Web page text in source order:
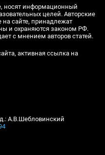
носят информационный
целей. Авторские
сайте, принадлежат
и охраняются законом РФ.
с мнением авторов статей.
активная ссылка на
А.В.Шебловинский